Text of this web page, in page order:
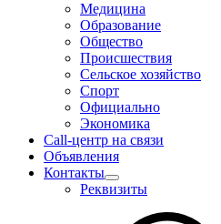
Медицина
Образование
Общество
Происшествия
Сельское хозяйство
Спорт
Официально
Экономика
Call-центр на связи
Объявления
Контакты
Реквизиты